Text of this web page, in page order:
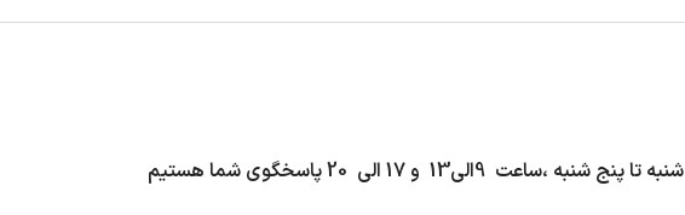
شنبه تا پنج شنبه ،ساعت 9الی13 و 17 الی 20 پاسخگوی شما هستیم